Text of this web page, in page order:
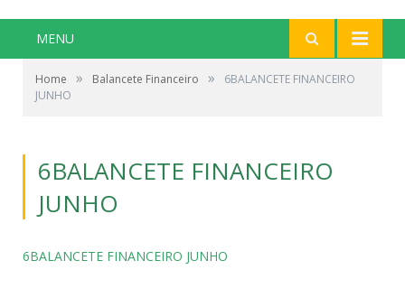
MENU
Home » Balancete Financeiro »
6BALANCETE FINANCEIRO
JUNHO
6BALANCETE FINANCEIRO
JUNHO
6BALANCETE FINANCEIRO JUNHO